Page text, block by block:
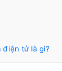
điện tử là gì?